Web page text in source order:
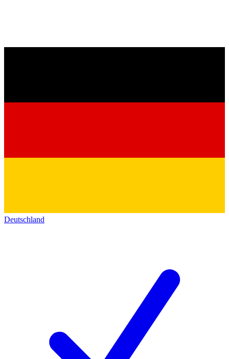
Deutschland